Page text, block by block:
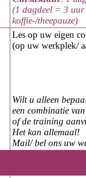
(1 dagdeel = 3
koffie-/theepauze)
Les op uw eigen
(op uw werkplek/
Wilt u alleen
een combinatie
of de training
Het kan allemaal!
Mail/ bel ons uw